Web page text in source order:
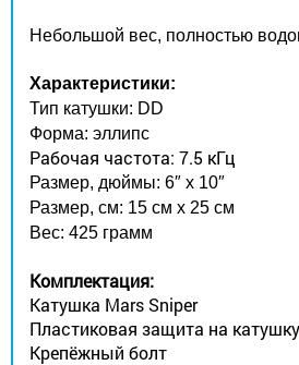
Небольшой вес, полностью
Характеристики:
Тип катушки: DD
Форма: эллипс
Рабочая частота: 7.5 кГц
Размер, дюймы: 6″ x 10″
Размер, см: 15 см x 25 см
Вес: 425 грамм
Комплектация:
Катушка Mars Sniper
Пластиковая защита на катушку
Крепёжный болт